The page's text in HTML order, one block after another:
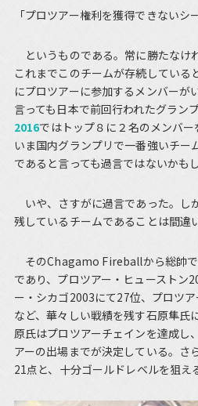
「プロツアー権利を獲得できないシ
というものである。常に勝たなけ
これまでこのチームが存続している
にプロツアーに参加するメンバーが
言っても日本で前回行われたグラン
2016ではトップ８に２名のメンバー
いま国内グランプリで一番強いチ
であると言っても過言ではないかも
いや、さすがに過言であった。し
残しているチームであることは間違
そのChagamo Fireballから総帥
であり、プロツアー・ヒューストン
ー・シカゴ2003にて27位、プロツ
など、華々しい戦績を残す石原隼氏
原氏はプロツアーチェインを達成し
アーの出場までが決定している。さ
21点と、十分ゴールドレベルを狙え